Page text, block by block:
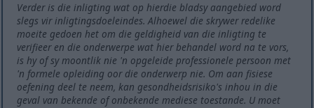
Verder is die inligting wat op hierdie bladsy aangebied word
slegs vir inligtingsdoeleindes. Alhoewel die skrywer redelike
moeite gedoen het om die geldigheid van die inligting te
verifieer en die onderwerpe wat hier behandel word na te vors,
is hy of sy moontlik nie 'n opgeleide professionele persoon met
'n formele opleiding oor die onderwerp nie. Om aan fisiese
oefening deel te neem, kan gesondheidsrisiko's inhou in die
geval van bekende of onbekende mediese toestande. U moet